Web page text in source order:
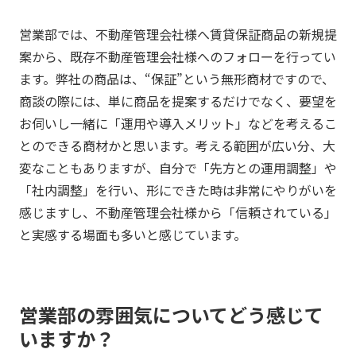
営業部では、不動産管理会社様へ賃貸保証商品の新規提
案から、既存不動産管理会社様へのフォローを行ってい
ます。弊社の商品は、“保証”という無形商材ですので、
商談の際には、単に商品を提案するだけでなく、要望を
お伺いし一緒に「運用や導入メリット」などを考えるこ
とのできる商材かと思います。考える範囲が広い分、大
変なこともありますが、自分で「先方との運用調整」や
「社内調整」を行い、形にできた時は非常にやりがいを
感じますし、不動産管理会社様から「信頼されている」
と実感する場面も多いと感じています。
営業部の雰囲気についてどう感じて
いますか？